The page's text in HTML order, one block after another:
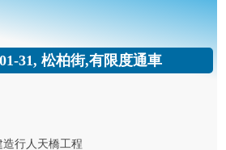
31, 松柏街,有限度通車
行人天橋工程